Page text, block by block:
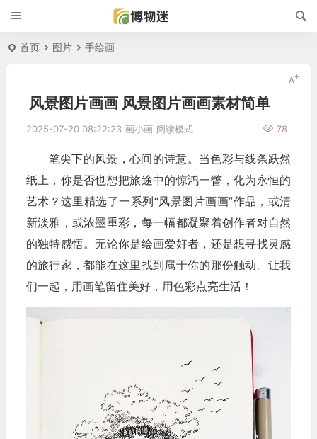
首页 图片 手绘画
风景图片画画 风景图片画画素材简单
2025-07-20 08:22:23 画小画 78
阅读模式
笔尖下的风景，心间的诗意。当色彩与线条跃然
纸上，你是否也想把旅途中的惊鸿一瞥，化为永恒的
艺术？这里精选了一系列“风景图片画画”作品，或清
新淡雅，或浓墨重彩，每一幅都凝聚着创作者对自然
的独特感悟。无论你是绘画爱好者，还是想寻找灵感
的旅行家，都能在这里找到属于你的那份触动。让我
们一起，用画笔留住美好，用色彩点亮生活！